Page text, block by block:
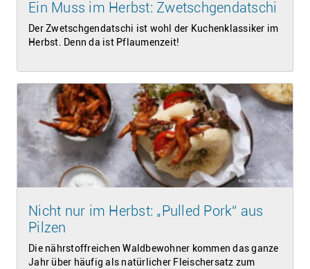
Ein Muss im Herbst: Zwetschgendatschi
Der Zwetschgendatschi ist wohl der Kuchenklassiker im
Herbst. Denn da ist Pflaumenzeit!
Nicht nur im Herbst: „Pulled Pork“ aus
Pilzen
Die nährstoffreichen Waldbewohner kommen das ganze
Jahr über häufig als natürlicher Fleischersatz zum